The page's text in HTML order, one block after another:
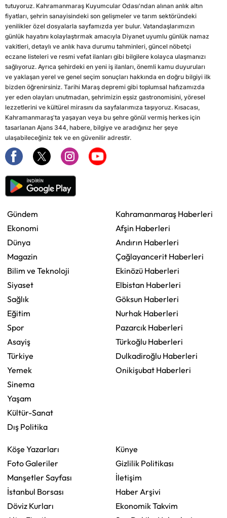
tutuyoruz. Kahramanmaraş Kuyumcular Odası'ndan alınan anlık altın
fiyatları, şehrin sanayisindeki son gelişmeler ve tarım sektöründeki
yenilikler özel dosyalarla sayfamızda yer bulur. Vatandaşlarımızın
günlük hayatını kolaylaştırmak amacıyla Diyanet uyumlu günlük namaz
vakitleri, detaylı ve anlık hava durumu tahminleri, güncel nöbetçi
eczane listeleri ve resmi vefat ilanları gibi bilgilere kolayca ulaşmanızı
sağlıyoruz. Ayrıca şehirdeki en yeni iş ilanları, önemli kamu duyuruları
ve yaklaşan yerel ve genel seçim sonuçları hakkında en doğru bilgiyi ilk
bizden öğrenirsiniz. Tarihi Maraş depremi gibi toplumsal hafızamızda
yer eden olayları unutmadan, şehrimizin eşsiz gastronomisini, yöresel
lezzetlerini ve kültürel mirasını da sayfalarımıza taşıyoruz. Kısacası,
Kahramanmaraş'ta yaşayan veya bu şehre gönül vermiş herkes için
tasarlanan Ajans 344, habere, bilgiye ve aradığınız her şeye
ulaşabileceğiniz tek ve en güvenilir adrestir.
Gündem
Ekonomi
Dünya
Magazin
Bilim ve Teknoloji
Siyaset
Sağlık
Eğitim
Spor
Asayiş
Türkiye
Yemek
Sinema
Yaşam
Kültür-Sanat
Dış Politika
Kahramanmaraş Haberleri
Afşin Haberleri
Andırın Haberleri
Çağlayancerit Haberleri
Ekinözü Haberleri
Elbistan Haberleri
Göksun Haberleri
Nurhak Haberleri
Pazarcık Haberleri
Türkoğlu Haberleri
Dulkadiroğlu Haberleri
Onikişubat Haberleri
Köşe Yazarları
Foto Galeriler
Manşetler Sayfası
İstanbul Borsası
Döviz Kurları
Künye
Gizlilik Politikası
İletişim
Haber Arşivi
Ekonomik Takvim